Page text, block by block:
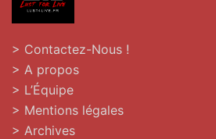
> Contactez-Nous !
> A propos
> L’Équipe
> Mentions légales
> Archives